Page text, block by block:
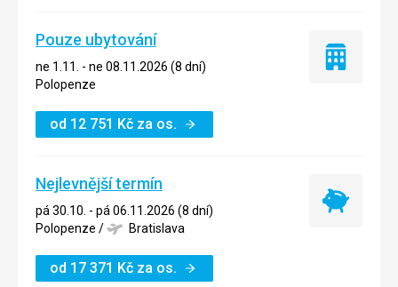
Pouze ubytování
ne 1.11. - ne 08.11.2026 (8 dní)
Polopenze
od 12 751 Kč za os.
Pouze
Nejlevnější termín
pá 30.10. - pá 06.11.2026 (8 dní)
Polopenze / Bratislava
od 17 371 Kč za os.
Nejlevnější